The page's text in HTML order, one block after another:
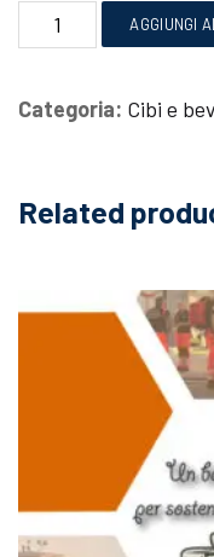
-
quantità
AGGIUNGI
Categoria: Cibi e
Related